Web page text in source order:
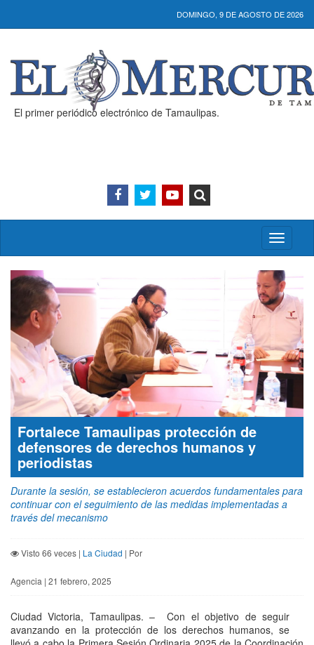
DOMINGO, 9 DE AGOSTO DE 2026
El primer periódico electrónico de Tamaulipas.
Activar/
menú
Fortalece Tamaulipas protección de
defensores de derechos humanos y
periodistas
Durante la sesión, se establecieron acuerdos fundamentales para
continuar con el seguimiento de las medidas implementadas a
través del mecanismo
Visto 66 veces | La Ciudad | Por
Agencia | 21 febrero, 2025
Ciudad Victoria, Tamaulipas. – Con el objetivo de seguir
avanzando en la protección de los derechos humanos, se